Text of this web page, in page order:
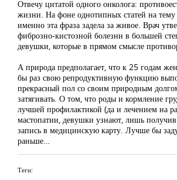
Отвечу цитатой одного онколога:
жизни. На фоне однотипных статей на тему
именно эта фраза задела за живое. Врач
фиброзно-кистозной болезни в большей
девушки, которые в прямом смысле
А природа предполагает, что к 25 годам
бы раз свою репродуктивную функцию
прекрасный пол со своим природным
затягивать. О том, что роды и кормление
лучшей профилактикой (да и лечением на
мастопатии, девушки узнают, лишь
запись в медицинскую карту. Лучше бы
раньше…
Теги: